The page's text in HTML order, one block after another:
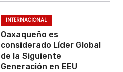
INTERNACIONAL
Oaxaqueño es
considerado Líder Global
de la Siguiente
Generación en EEU